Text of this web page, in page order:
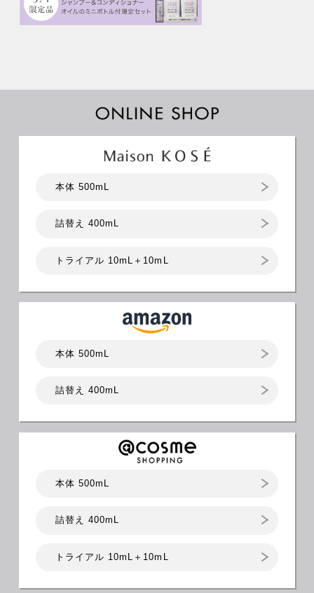
本体 500mL
詰替え 400mL
トライアル 10mL＋10mL
本体 500mL
詰替え 400mL
本体 500mL
詰替え 400mL
トライアル 10mL＋10mL